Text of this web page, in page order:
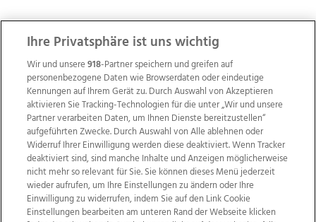
ZUR NACHRICHTENÜBERSICHT
Ihre Privatsphäre ist uns wichtig
Wir und unsere918-Partner speichern und greifen auf
personenbezogene Daten wie Browserdaten oder eindeutige
Kennungen auf Ihrem Gerät zu. Durch Auswahl von Akzeptieren
aktivieren Sie Tracking-Technologien für die unter „Wir und unsere
Partner verarbeiten Daten, um Ihnen Dienste bereitzustellen“
aufgeführten Zwecke. Durch Auswahl von Alle ablehnen oder
Widerruf Ihrer Einwilligung werden diese deaktiviert. Wenn Tracker
deaktiviert sind, sind manche Inhalte und Anzeigen möglicherweise
nicht mehr so relevant für Sie. Sie können dieses Menü jederzeit
wieder aufrufen, um Ihre Einstellungen zu ändern oder Ihre
Einwilligung zu widerrufen, indem Sie auf den Link Cookie
Einstellungen bearbeiten am unteren Rand der Webseite klicken